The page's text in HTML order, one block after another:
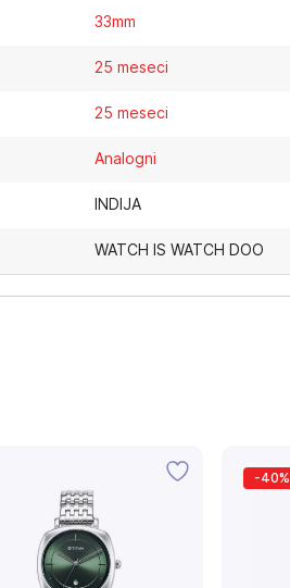
33mm
25 meseci
25 meseci
Analogni
INDIJA
WATCH IS WATCH DOO
-40%